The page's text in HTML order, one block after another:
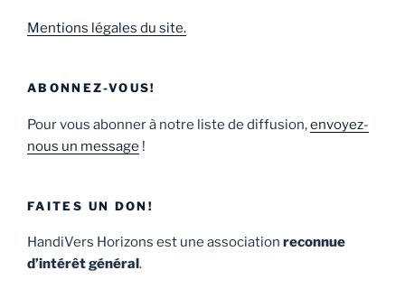
Mentions légales du site.
ABONNEZ-VOUS!
Pour vous abonner à notre liste de diffusion,envoyez-
nous un message !
FAITES UN DON!
HandiVers Horizons est une association reconnue
d’intérêt général .